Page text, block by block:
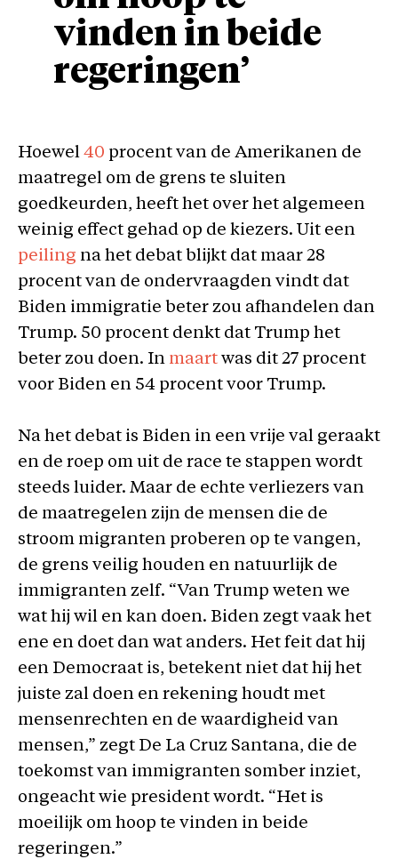
vinden in beide
regeringen’
Hoewel 40 procent van de Amerikanen de
maatregel om de grens te sluiten
goedkeurden, heeft het over het algemeen
weinig effect gehad op de kiezers. Uit een
peiling na het debat blijkt dat maar 28
procent van de ondervraagden vindt dat
Biden immigratie beter zou afhandelen dan
Trump. 50 procent denkt dat Trump het
beter zou doen. In maart was dit 27 procent
voor Biden en 54 procent voor Trump.
Na het debat is Biden in een vrije val geraakt
en de roep om uit de race te stappen wordt
steeds luider. Maar de echte verliezers van
de maatregelen zijn de mensen die de
stroom migranten proberen op te vangen,
de grens veilig houden en natuurlijk de
immigranten zelf. “Van Trump weten we
wat hij wil en kan doen. Biden zegt vaak het
ene en doet dan wat anders. Het feit dat hij
een Democraat is, betekent niet dat hij het
juiste zal doen en rekening houdt met
mensenrechten en de waardigheid van
mensen,” zegt De La Cruz Santana, die de
toekomst van immigranten somber inziet,
ongeacht wie president wordt. “Het is
moeilijk om hoop te vinden in beide
regeringen.”